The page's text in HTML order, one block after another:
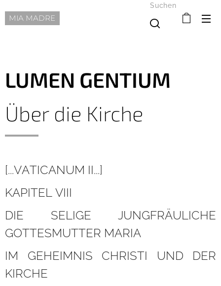
MIA MADRE
Suchen
LUMEN GENTIUM
Über die Kirche
[...VATICANUM II...]
KAPITEL VIII
DIE SELIGE JUNGFRÄULICHE
GOTTESMUTTER MARIA
IM GEHEIMNIS CHRISTI UND DER
KIRCHE